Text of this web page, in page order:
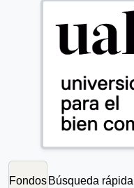
Fondos Búsqueda rápida